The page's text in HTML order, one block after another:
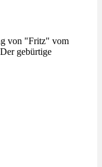
von "Fritz" vom
gebürtige